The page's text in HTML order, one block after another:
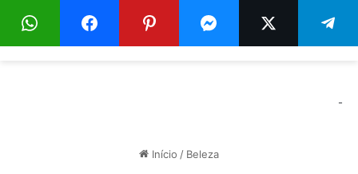
Menu
-
Início / Beleza